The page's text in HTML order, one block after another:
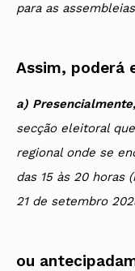
para as
Assim, poderá
a) Presencialmente,
secção eleitoral
regional onde se
das 15 às 20 horas
21 de setembro
ou